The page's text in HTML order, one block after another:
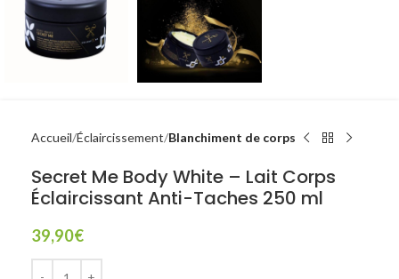
Accueil Éclaircissement Blanchiment de corps
Secret Me Body White – Lait Corps
Éclaircissant Anti-Taches 250 ml
39,90€